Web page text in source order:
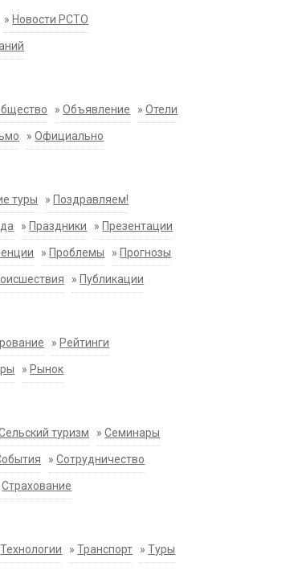
» Новости РСТО
»Объявление »Отели
»Официально
туры » Поздравляем!
» Праздники » Презентации
» Проблемы » Прогнозы
» Публикации
» Рейтинги
» Рынок
туризм »Семинары
»Сотрудничество
Страхование
Технологии »Транспорт »Туры